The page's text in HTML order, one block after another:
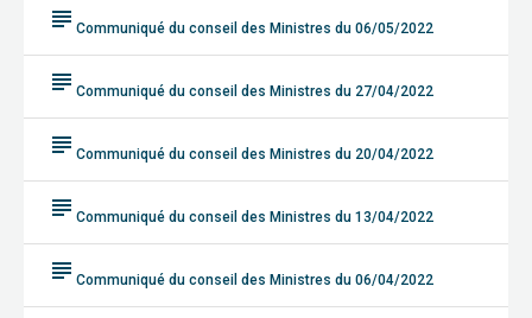
subject Communiqué du conseil des Ministres du 06/05/2022
subject Communiqué du conseil des Ministres du 27/04/2022
subject Communiqué du conseil des Ministres du 20/04/2022
subject Communiqué du conseil des Ministres du 13/04/2022
subject Communiqué du conseil des Ministres du 06/04/2022